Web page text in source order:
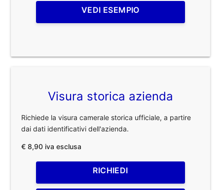
VEDI ESEMPIO
Visura storica azienda
Richiede la visura camerale storica ufficiale, a partire
dai dati identificativi dell'azienda.
€ 8,90 iva esclusa
RICHIEDI